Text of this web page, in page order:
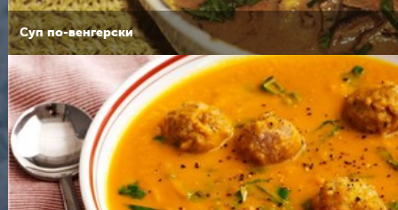
Суп по-венгерски